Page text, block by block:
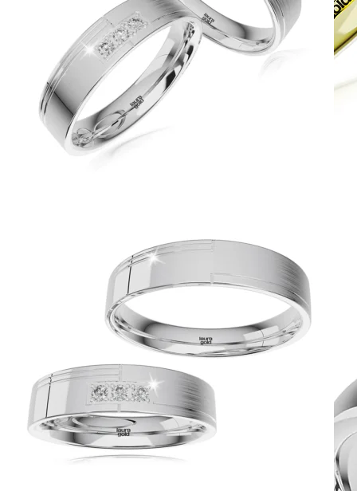
Dokonalý lesk tradičného zlata s decentnou iskrou